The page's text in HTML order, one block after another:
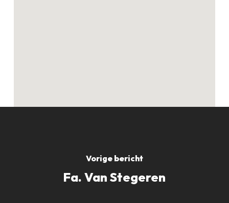
Vorige bericht
Fa. Van Stegeren